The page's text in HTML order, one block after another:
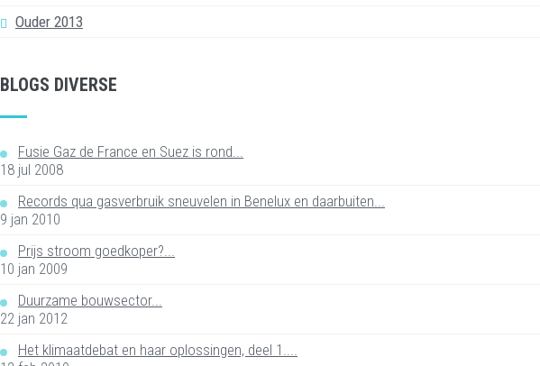
Ouder 2013
BLOGS DIVERSE
Fusie Gaz de France en Suez is rond...
18 jul 2008
Records qua gasverbruik sneuvelen in Benelux en daarbuiten...
9 jan 2010
Prijs stroom goedkoper?...
10 jan 2009
Duurzame bouwsector...
22 jan 2012
Het klimaatdebat en haar oplossingen, deel 1....